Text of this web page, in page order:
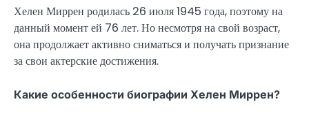
Хелен Миррен родилась 26 июля 1945 года, поэтому на
данный момент ей 76 лет. Но несмотря на свой возраст,
она продолжает активно сниматься и получать признание
за свои актерские достижения.
Какие особенности биографии Хелен Миррен?